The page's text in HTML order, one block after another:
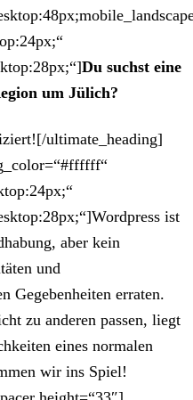
Du suchst eine
um Jülich?
ultimate_heading]
ist
aber kein
und
Gegebenheiten erraten.
zu anderen passen, liegt
eines normalen
wir ins Spiel!